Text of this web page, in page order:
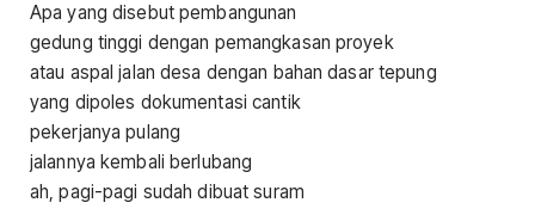
Apa yang disebut pembangunan
gedung tinggi dengan pemangkasan proyek
atau aspal jalan desa dengan bahan dasar tepung
yang dipoles dokumentasi cantik
pekerjanya pulang
jalannya kembali berlubang
ah, pagi-pagi sudah dibuat suram